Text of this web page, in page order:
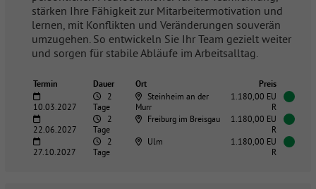
stärken Ihre Fähigkeit zur Mitarbeitermotivation und
lernen, mit Konflikten und Veränderungen souverän
umzugehen. So entwickeln Sie Ihr Team gezielt weiter
und sorgen für stabile Abläufe im Arbeitsalltag.
Termin Dauer Ort Preis
10.03.2027
2
Tage
Steinheim an der
Murr
1.180,00 EU
R
22.06.2027
2
Tage
Freiburg im Breisgau
1.180,00 EU
R
27.10.2027
2
Tage
Ulm
1.180,00 EU
R